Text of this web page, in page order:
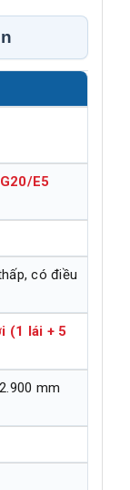
E5
có điều
(1 lái + 5
mm